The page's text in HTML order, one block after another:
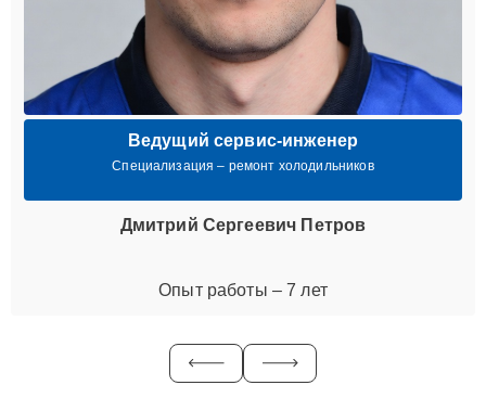
Ведущий сервис-инженер
Специализация – ремонт холодильников
Дмитрий Сергеевич Петров
Опыт работы – 7 лет